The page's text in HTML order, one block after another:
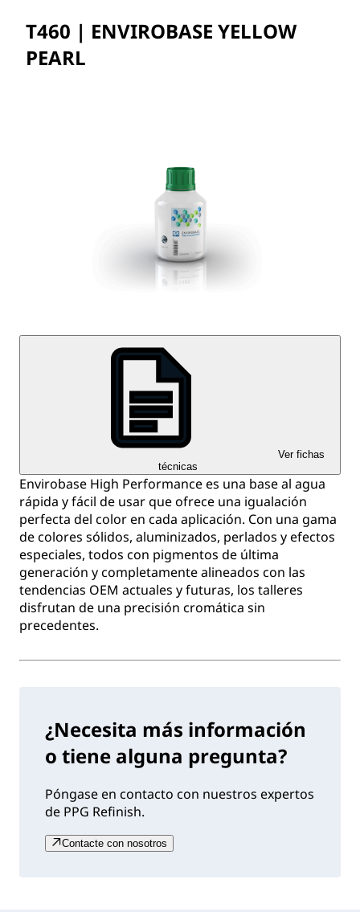
T460 | ENVIROBASE YELLOW
PEARL
Ver fichas
técnicas
Envirobase High Performance es una base al agua
rápida y fácil de usar que ofrece una igualación
perfecta del color en cada aplicación. Con una gama
de colores sólidos, aluminizados, perlados y efectos
especiales, todos con pigmentos de última
generación y completamente alineados con las
tendencias OEM actuales y futuras, los talleres
disfrutan de una precisión cromática sin
precedentes.
¿Necesita más información
o tiene alguna pregunta?
Póngase en contacto con nuestros expertos
de PPG Refinish.
Contacte con nosotros